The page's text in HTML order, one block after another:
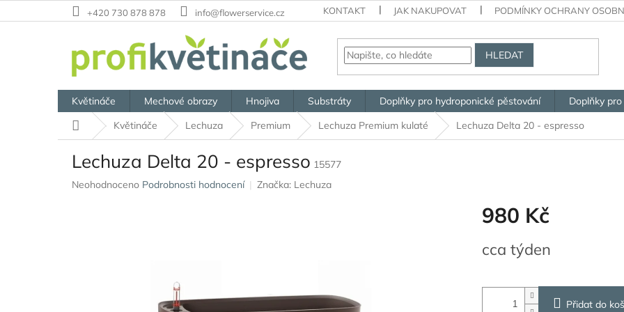
na
+420 730 878 878 info@flowerservice.cz KONTAKT JAK NAKUPOVAT PODMÍNKY OCHRANY
HLEDAT
Květináče Mechové obrazy Hnojiva Substráty Doplňky pro hydroponické pěstování Doplňky
Domů
Květináče Lechuza Premium Lechuza Premium kulaté Lechuza Delta 20 - espresso
Lechuza Delta 20 - espresso 15577
Průměrné
Neohodnoceno Podrobnosti hodnocení Značka: Lechuza
980 Kč
cena:
cca týden
Přidat do